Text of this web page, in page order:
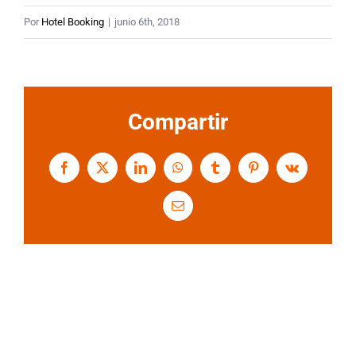
Por Hotel Booking | junio 6th, 2018
Compartir
Facebook
X LinkedInWhatsAppTumblr PinterestVk
Correo
electrónico